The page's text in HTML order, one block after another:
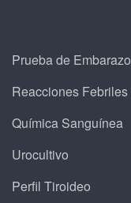
Prueba de Embarazo
Reacciones Febriles
Química Sanguínea
Urocultivo
Perfil Tiroideo